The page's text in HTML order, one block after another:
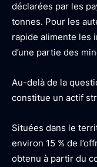
déclarées par les
tonnes. Pour les
rapide alimente les
d’une partie des
Au-delà de la
constitue un actif
Situées dans le
environ 15 % de
obtenu à partir du